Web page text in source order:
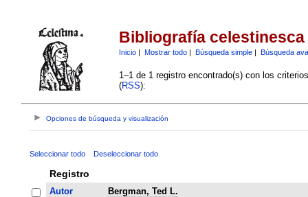
Bibliografía celestinesca
Inicio| Mostrar todo| Búsqueda simple| Búsqueda
1–1 de 1 registro encontrado(s) con los
(RSS):
Opciones de búsqueda y visualización
Seleccionar todo Deseleccionar todo
Registro
Autor
Bergman, Ted L.